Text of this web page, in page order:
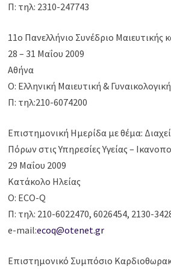
Π: τηλ: 2310-247743
11o Πανελλήνιο Συνέδριο Μαιευτικής
28 – 31 Μαΐου 2009
Αθήνα
Ο: Ελληνική Μαιευτική &
Π: τηλ:210-6074200
Επιστημονική Ημερίδα με θέμα:
Πόρων στις Υπηρεσίες Υγείας –
29 Μαΐου 2009
Κατάκολο Ηλείας
Ο: ECO-Q
Π: τηλ: 210-6022470, 6026454, 2130-
e-mail:ecoq@otenet.gr
Επιστημονικό Συμπόσιο